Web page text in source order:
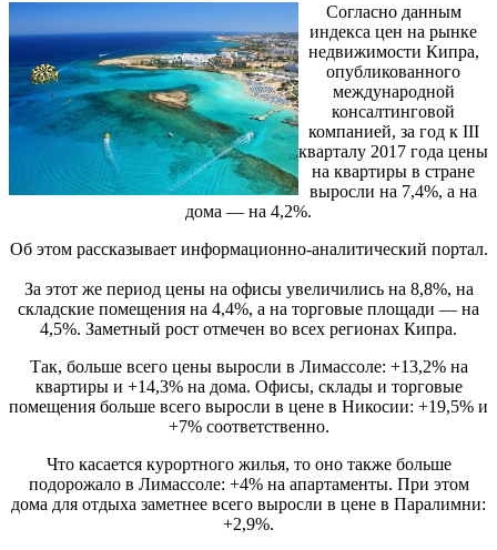
Согласно данным
индекса цен на рынке
недвижимости Кипра,
опубликованного
международной
консалтинговой
компанией, за год к III
кварталу 2017 года цены
на квартиры в стране
выросли на 7,4%, а на
дома — на 4,2%.
Об этом рассказывает информационно-аналитический портал.
За этот же период цены на офисы увеличились на 8,8%, на
складские помещения на 4,4%, а на торговые площади — на
4,5%. Заметный рост отмечен во всех регионах Кипра.
Так, больше всего цены выросли в Лимассоле: +13,2% на
квартиры и +14,3% на дома. Офисы, склады и торговые
помещения больше всего выросли в цене в Никосии: +19,5% и
+7% соответственно.
Что касается курортного жилья, то оно также больше
подорожало в Лимассоле: +4% на апартаменты. При этом
дома для отдыха заметнее всего выросли в цене в Паралимни:
+2,9%.